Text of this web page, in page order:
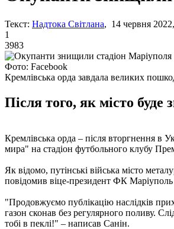
Текст: Надтока Світлана, 14 червня
1
3983
Фото: Facebook
Кремлівська орда завдала великих
Після того, як місто
Кремлівська орда – після вторгнення в
мира" на стадіон футбольного клубу
Як відомо, путінські війська місто
повідомив віце-президент ФК
"Продовжуємо публікацію наслідків
газон сконав без регулярного поливу.
тобі в пеклі!" – написав Санін.